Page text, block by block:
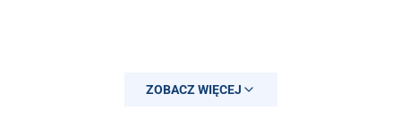
ZOBACZ WIĘCEJ